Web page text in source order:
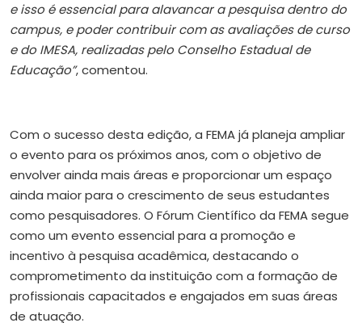
e isso é essencial para alavancar a pesquisa dentro do
campus, e poder contribuir com as avaliações de curso
e do IMESA, realizadas pelo Conselho Estadual de
Educação”, comentou.
Com o sucesso desta edição, a FEMA já planeja ampliar
o evento para os próximos anos, com o objetivo de
envolver ainda mais áreas e proporcionar um espaço
ainda maior para o crescimento de seus estudantes
como pesquisadores. O Fórum Científico da FEMA segue
como um evento essencial para a promoção e
incentivo à pesquisa acadêmica, destacando o
comprometimento da instituição com a formação de
profissionais capacitados e engajados em suas áreas
de atuação.